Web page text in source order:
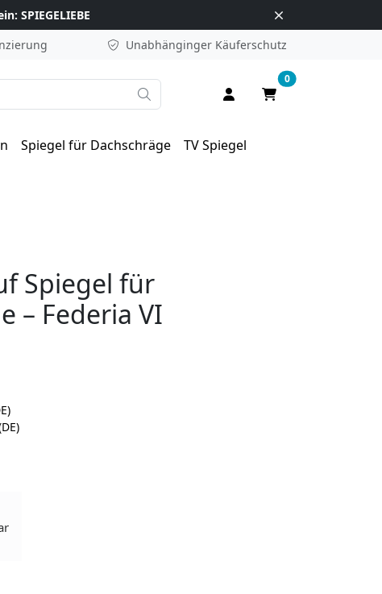
SPIEGELIEBE
Unabhänginger Käuferschutz
Suche Anmelden / Registrieren
Warenkorb
0
Spiegel für Dachschräge
TV Spiegel
Spiegel für
– Federia VI